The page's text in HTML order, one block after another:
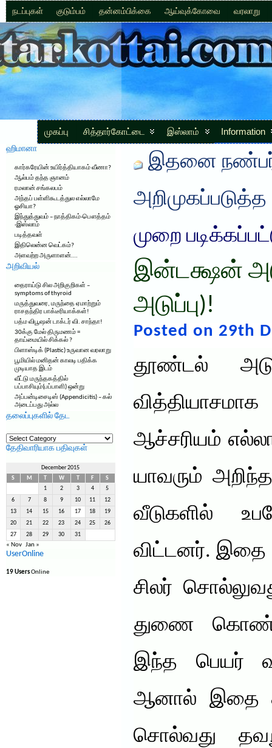
நடப்புகள் குடும்பம் தன்னம்பிக்கை ஆய்வுக்கோவை வரலாறு
முகப்பு சித்தார்கோட்டை இஸ்லாம் Information
ஹிமானா
கார்கரேயின் உயிர்த்தியாகம் வீணா?
ஆல்பம் தந்த ஞானம்
ரமலான் சங்கலபம்
அந்தப் பள்ளிகூடத்துல எல்லாமே
ஓசியா?
இந்துத்துவம் – நாத்திகம்-பௌத்தம்
-இஸ்லாம்
படித்தவள்
இதிலென்ன வெட்கம்?
அளவற்ற அருளாளன்….
அறிவியல்
தைராய்டு சில அறிகுறிகள் –
symptoms of thyroid
மருத்துவரை, மருந்தை ஏமாற்றும்
ராசதந்திர பாக்டீரியாக்கள்!
பத்ம விபூஷன் டாக்டர் வி. சாந்தா!
30க்கு மேல் திருமணம் =
தாய்மையில் சிக்கல் ?
பிளாஸ்டிக் (Plastic) உருவான வரலாறு
பூமியில் மனிதன் காலடி பதிக்க
முடியாத இடம்
வீட்டு மருந்தகத்தில்
பப்பாசியும்(பப்பாளி) ஒன்று
அப்பன்டிசைடிஸ் (Appendicitis) – கல்
அடைப்பது அல்ல
தலைப்புகளில் தேட
தலைப்புகளில்
தேட
தேதிவாரியாக பதிவுகள்
December 2015
S
M W F
S
1
2 3 4 5
6 7 8 9 10 11 12
13 14 15 16 17 18 19
20 21 22 23 24 25 26
27 28 29 30 31
« Nov Jan »
UserOnline
19 UsersOnline
இதனை
அறிமுகப்படுத்த
முறை
இன்டக்ஷன்
அடுப்பு)!
Posted on 29th
தூண்டல்
ஆச்சரியம்
யாவரும்
வீடுகளில்
விட்டனர். இதை
சிலர்
துணை
இந்த பெயர்
ஆனால் இதை
சொல்வது